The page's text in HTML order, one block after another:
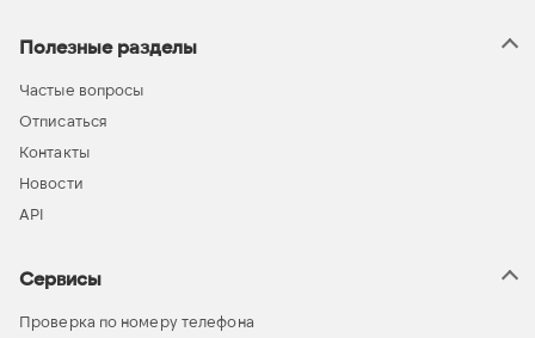
Полезные разделы
Частые вопросы
Отписаться
Контакты
Новости
API
Сервисы
Проверка по номеру телефона